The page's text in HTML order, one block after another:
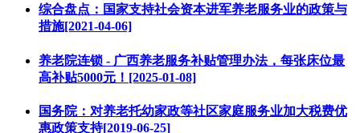
综合盘点：国家支持社会资本进军养老服务业的政策与
措施[2021-04-06]
养老院连锁 - 广西养老服务补贴管理办法，每张床位最
高补贴5000元！[2025-01-08]
国务院：对养老托幼家政等社区家庭服务业加大税费优
惠政策支持[2019-06-25]